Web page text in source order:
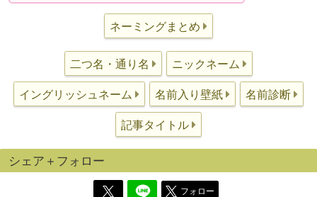
ネーミングまとめ
二つ名・通り名 ニックネーム
イングリッシュネーム 名前入り壁紙 名前診断
記事タイトル
シェア＋フォロー
フォロー